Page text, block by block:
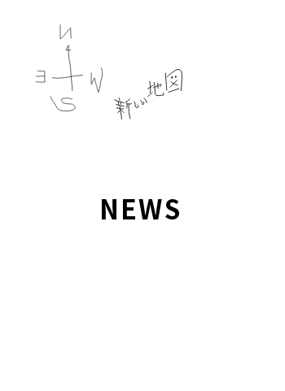
NEWS